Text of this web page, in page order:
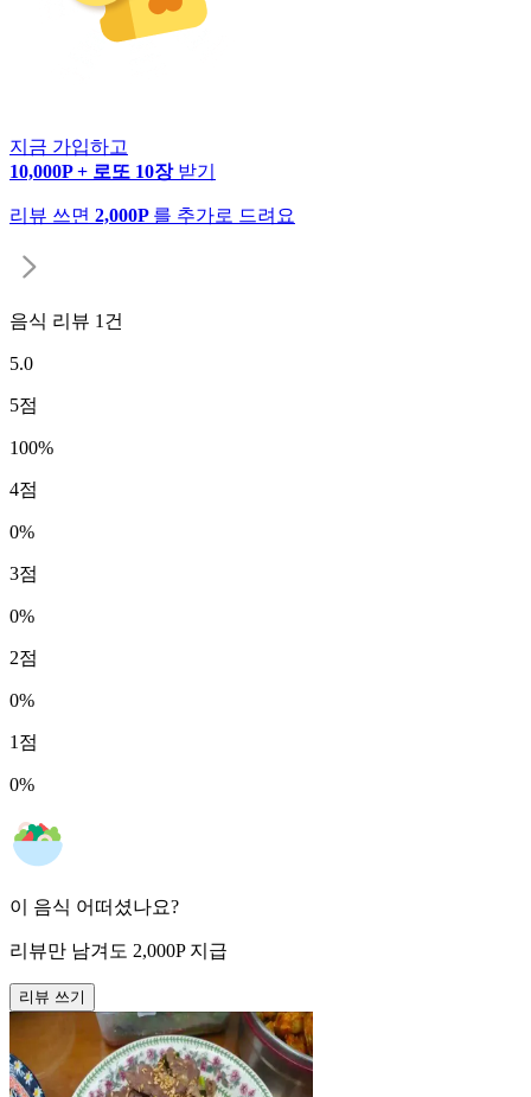
지금 가입하고
10,000P + 로또 10장 받기
리뷰 쓰면 2,000P 를 추가로 드려요
음식 리뷰 1 건
5.0
5점
100%
4점
0%
3점
0%
2점
0%
1 점
0%
이 음식 어떠셨나요?
리뷰만 남겨도 2,000P 지급
리뷰 쓰기